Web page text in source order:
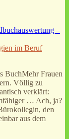
im Beruf
BuchMehr Frauen
Völlig zu
verklärt:
… Ach, ja?
den
aus dem